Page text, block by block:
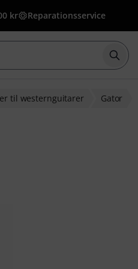
kr Reparationsservice
til westernguitarer Gator